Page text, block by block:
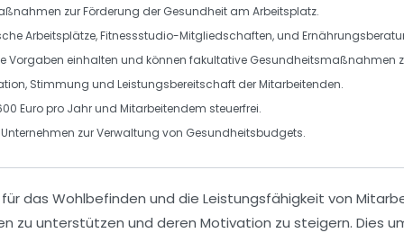
zur Förderung der Gesundheit am Arbeitsplatz.
Arbeitsplätze,Fitnessstudio-Mitgliedschaften, und
Vorgaben einhalten und können fakultative Gesundheitsmaßnahmen
, Stimmung und Leistungsbereitschaft der Mitarbeitenden.
Euro pro Jahr und Mitarbeitendem steuerfrei.
zur Verwaltung von Gesundheitsbudgets.
das Wohlbefinden und die Leistungsfähigkeit von
zu unterstützen und deren Motivation zu steigern. Dies